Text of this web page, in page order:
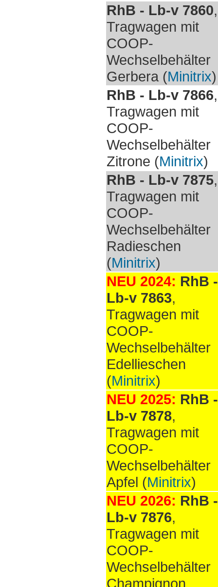
RhB - Lb-v 7860,
Tragwagen mit
COOP-
Wechselbehälter
Gerbera (Minitrix)
RhB - Lb-v 7866,
Tragwagen mit
COOP-
Wechselbehälter
Zitrone (Minitrix)
RhB - Lb-v 7875,
Tragwagen mit
COOP-
Wechselbehälter
Radieschen
(Minitrix)
NEU 2024: RhB -
Lb-v 7863,
Tragwagen mit
COOP-
Wechselbehälter
Edellieschen
(Minitrix)
NEU 2025: RhB -
Lb-v 7878,
Tragwagen mit
COOP-
Wechselbehälter
Apfel (Minitrix)
NEU 2026: RhB -
Lb-v 7876,
Tragwagen mit
COOP-
Wechselbehälter
Champignon